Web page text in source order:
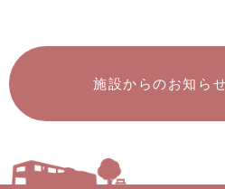
施設からのお知ら